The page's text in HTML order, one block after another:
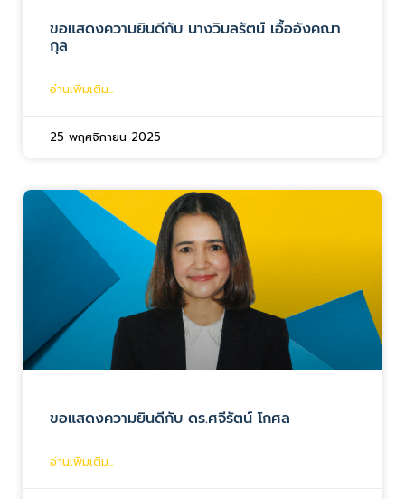
ขอแสดงความยินดีกับ นางวิมลรัตน์ เอื้ออังคณา
กุล
อ่านเพิ่มเติม...
25 พฤศจิกายน 2025
ขอแสดงความยินดีกับ ดร.ศจีรัตน์ โกศล
อ่านเพิ่มเติม...